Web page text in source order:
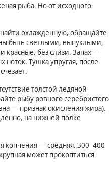
рыба. Но от исходного
охлажденную, обращайте
быть светлыми, выпуклыми,
без слизи. Запах —
Тушка упругая, после
толстой ледяной
рыбу ровного серебристого
— признак окисления жира).
на нижней полке
копчения — средняя, 300–400
может прокоптиться